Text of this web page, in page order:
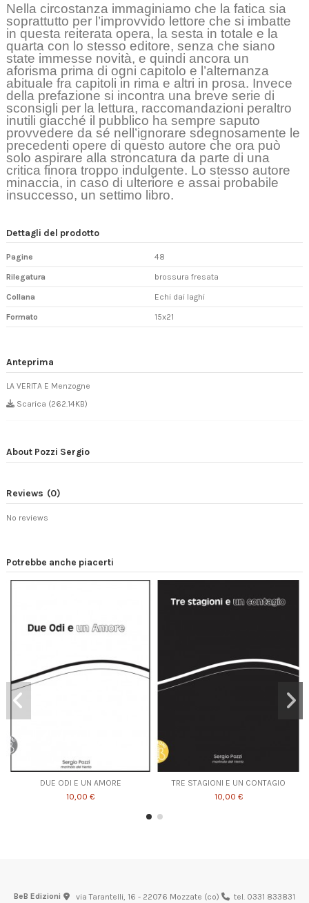
Nella circostanza immaginiamo che la fatica sia
soprattutto per l’improvvido lettore che si imbatte
in questa reiterata opera, la sesta in totale e la
quarta con lo stesso editore, senza che siano
state immesse novità, e quindi ancora un
aforisma prima di ogni capitolo e l’alternanza
abituale fra capitoli in rima e altri in prosa. Invece
della prefazione si incontra una breve serie di
sconsigli per la lettura, raccomandazioni peraltro
inutili giacché il pubblico ha sempre saputo
provvedere da sé nell’ignorare sdegnosamente le
precedenti opere di questo autore che ora può
solo aspirare alla stroncatura da parte di una
critica finora troppo indulgente. Lo stesso autore
minaccia, in caso di ulteriore e assai probabile
insuccesso, un settimo libro.
Dettagli del prodotto
Pagine 48
Rilegatura brossura fresata
Collana Echi dai laghi
Formato 15x21
Anteprima
LA VERITA E Menzogne
Scarica (262.14KB)
About Pozzi Sergio
Reviews (0)
No reviews
Potrebbe anche piacerti
DUE ODI E UN AMORE
10,00 €
TRE STAGIONI E UN CONTAGIO
10,00 €
BeB Edizioni via Tarantelli, 16 - 22076 Mozzate (co) tel. 0331 833831